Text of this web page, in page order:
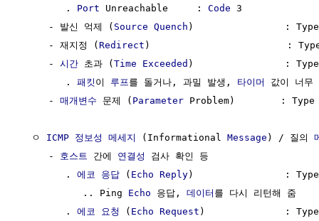
        .
Port Unreachable     : Code 3
     - 발신 억제 (
Source Quench )                : Type 4 (
     - 재지정 (
Redirect )                        :
     -
시간 초과 (Time Exceeded )                : Type
        .
패킷 이 루프를 돌거나, 과밀 발생, 타이머
값이 너무
     -
매개변수 문제 ( Parameter Problem)        : Type
  ㅇ
ICMP 정보성 메세지 (Informational Message ) / 질의
     -
호스트 간에 연결성
검사 확인 등
        .
에코 응답 ( Echo Reply)                : Type
           .. Ping
Echo 응답, 데이터 를 다시 리턴해 줌
        .
에코 요청 ( Echo Request )              : Type